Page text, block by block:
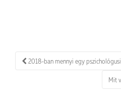
Bejegyzés
2018-ban mennyi egy
Mit